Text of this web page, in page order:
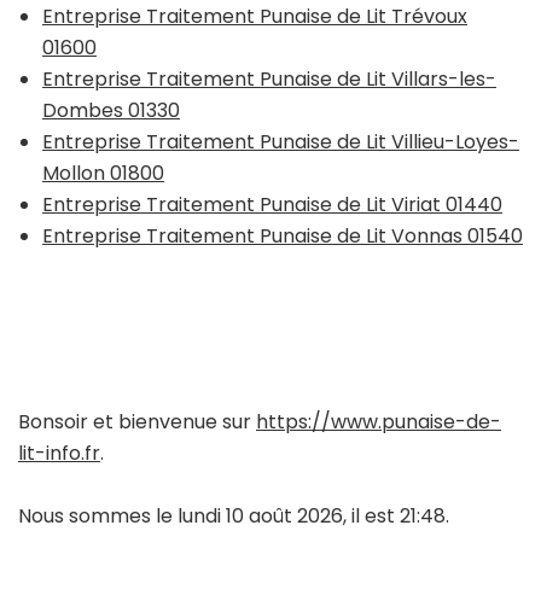
Entreprise Traitement Punaise de Lit Trévoux
01600
Entreprise Traitement Punaise de Lit Villars-les-
Dombes 01330
Entreprise Traitement Punaise de Lit Villieu-Loyes-
Mollon 01800
Entreprise Traitement Punaise de Lit Viriat 01440
Entreprise Traitement Punaise de Lit Vonnas 01540
Bonsoir et bienvenue sur https://www.punaise-de-
lit-info.fr.
Nous sommes le lundi 10 août 2026, il est 21:48.